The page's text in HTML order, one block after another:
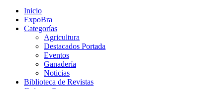
Inicio
ExpoBra
Categorías
Agricultura
Destacados Portada
Eventos
Ganadería
Noticias
Biblioteca de Revistas